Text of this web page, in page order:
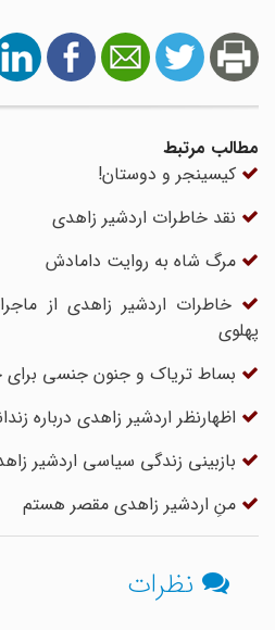
مطالب مرتبط
کیسینجر و دوستان!
نقد خاطرات اردشیر زاهدی
مرگ شاه به روایت دامادش
خاطرات اردشیر زاهدی از
پهلوی
بساط تریاک و جنون جنسی برای
اظهارنظر اردشیر زاهدی درباره
بازبینی زندگی سیاسی اردشیر زاهدی
منِ اردشیر زاهدی مقصر هستم
نظرات